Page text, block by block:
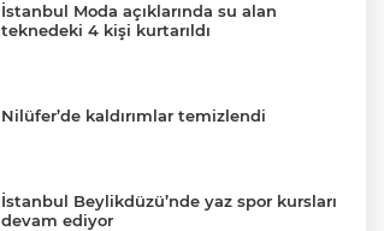
İstanbul Moda açıklarında su alan
teknedeki 4 kişi kurtarıldı
Nilüfer’de kaldırımlar temizlendi
İstanbul Beylikdüzü’nde yaz spor kursları
devam ediyor